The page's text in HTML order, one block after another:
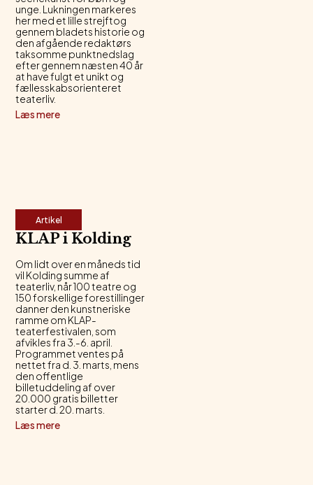
unge. Lukningen markeres
her med et lille strejftog
gennem bladets historie og
den afgående redaktørs
taksomme punktnedslag
efter gennem næsten 40 år
at have fulgt et unikt og
fællesskabsorienteret
teaterliv.
Læs mere
Artikel
KLAP i Kolding
Om lidt over en måneds tid
vil Kolding summe af
teaterliv, når 100 teatre og
150 forskellige forestillinger
danner den kunstneriske
ramme om KLAP-
teaterfestivalen, som
afvikles fra 3.-6. april.
Programmet ventes på
nettet fra d. 3. marts, mens
den offentlige
billetuddeling af over
20.000 gratis billetter
starter d. 20. marts.
Læs mere